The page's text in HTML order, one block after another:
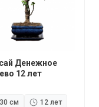
Денежное
12 лет
30 см
12 лет